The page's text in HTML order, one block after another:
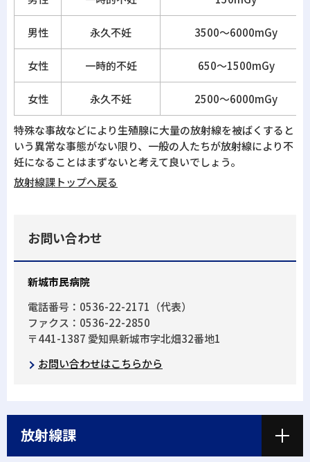
男性 永久不妊 3500～6000mGy
女性 一時的不妊 650～1500mGy
女性 永久不妊 2500～6000mGy
特殊な事故などにより生殖腺に大量の放射線を被ばくすると
いう異常な事態がない限り、一般の人たちが放射線により不
妊になることはまずないと考えて良いでしょう。
放射線課トップへ戻る
お問い合わせ
新城市民病院
電話番号：0536-22-2171（代表）
ファクス：0536-22-2850
〒441-1387 愛知県新城市字北畑32番地1
お問い合わせはこちらから
放射線課